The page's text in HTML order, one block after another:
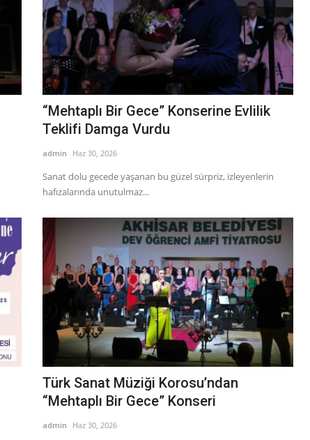
“Mehtaplı Bir Gece” Konserine Evlilik
Teklifi Damga Vurdu
admin Haz 30, 2026
Sanat dolu gecede yaşanan bu güzel sürpriz, izleyenlerin
hafızalarında unutulmaz...
Türk Sanat Müziği Korosu’ndan
“Mehtaplı Bir Gece” Konseri
admin Haz 30, 2026